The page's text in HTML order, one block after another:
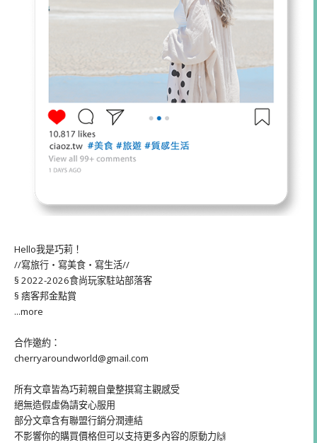
Hello我是巧莉！
//寫旅行・寫美食・寫生活//
§ 2022-2026食尚玩家駐站部落客
§ 痞客邦金點賞
...more
合作邀約：
cherryaroundworld@gmail.com
所有文章皆為巧莉親自彙整撰寫主觀感受
絕無造假虛偽請安心服用
部分文章含有聯盟行銷分潤連結
不影響你的購買價格但可以支持更多內容的原動力🙌